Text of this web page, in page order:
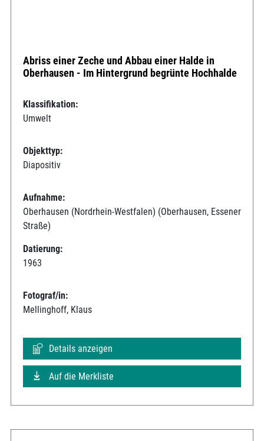
Abriss einer Zeche und Abbau einer Halde in
Oberhausen - Im Hintergrund begrünte Hochhalde
Klassifikation:
Umwelt
Objekttyp:
Diapositiv
Aufnahme:
Oberhausen (Nordrhein-Westfalen) (Oberhausen, Essener
Straße)
Datierung:
1963
Fotograf/in:
Mellinghoff, Klaus
Details anzeigen
Auf die Merkliste